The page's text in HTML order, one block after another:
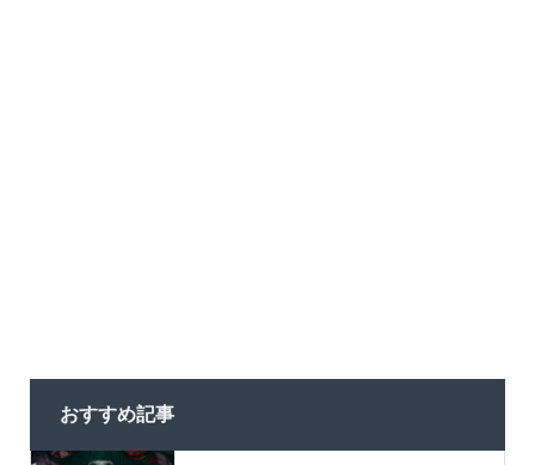
おすすめ記事